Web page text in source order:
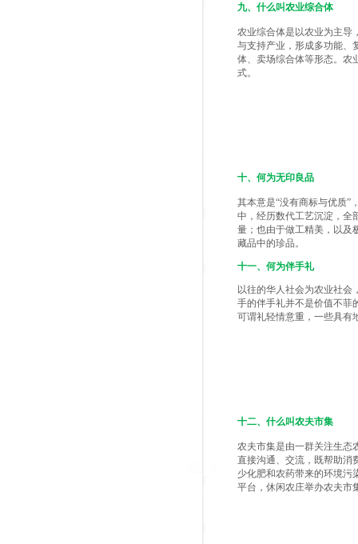
九、什么叫农业综合体
农业综合体是以农业为主导
与支持产业，形成多功能、
体、卖场综合体等形态。农
式。
十、何为无印良品
其本意是“没有商标与优质”
中，经历数代工艺沉淀，全
量；也由于做工精美，以及
藏品中的珍品。
十一、何为伴手礼
以往的华人社会为农业社会
手的伴手礼并不是价值不菲
可谓礼轻情意重，一些具有
十二、什么叫农夫市集
农夫市集是由一群关注生态
直接沟通、交流，既帮助消
少化肥和农药带来的环境污
平台，休闲农庄举办农夫市